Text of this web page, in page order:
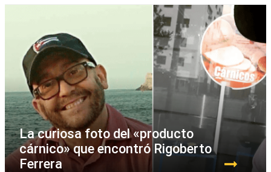
La curiosa foto del «producto
cárnico» que encontró Rigoberto
Ferrera